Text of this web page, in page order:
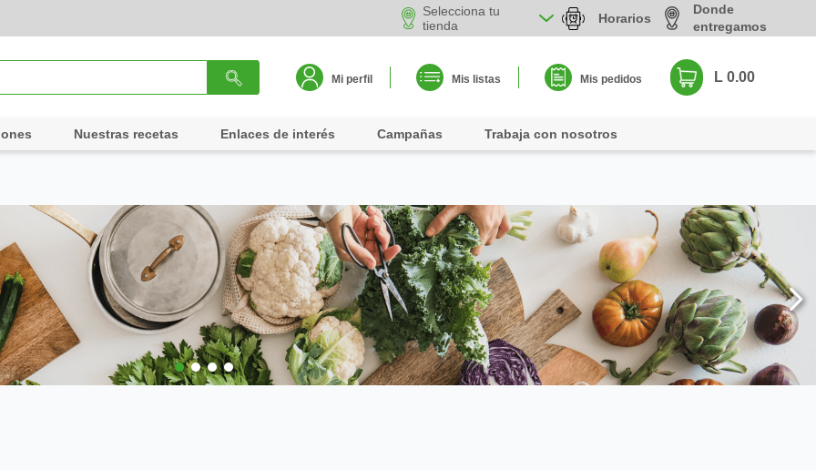
Selecciona tu
tienda
Horarios
Donde
entregamos
Mi perfil Mis listas Mis pedidos L 0.00
Nuestras recetas Enlaces de interés Campañas Trabaja con nosotros